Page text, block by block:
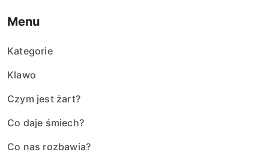
Menu
Kategorie
Klawo
Czym jest żart?
Co daje śmiech?
Co nas rozbawia?